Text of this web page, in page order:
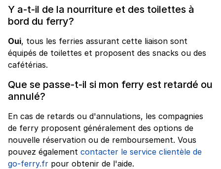
Y a-t-il de la nourriture et des toilettes à
bord du ferry?
Oui, tous les ferries assurant cette liaison sont
équipés de toilettes et proposent des snacks ou des
cafétérias.
Que se passe-t-il si mon ferry est retardé ou
annulé?
En cas de retards ou d'annulations, les compagnies
de ferry proposent généralement des options de
nouvelle réservation ou de remboursement. Vous
pouvez également contacter le service clientèle de
go-ferry.fr pour obtenir de l'aide.